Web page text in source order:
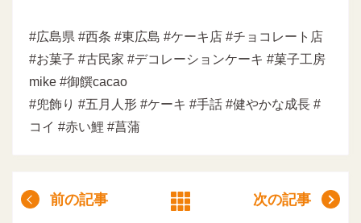
#広島県 #西条 #東広島 #ケーキ店 #チョコレート店
#お菓子 #古民家 #デコレーションケーキ #菓子工房
mike #御饌cacao
#兜飾り #五月人形 #ケーキ #手話 #健やかな成長 #
コイ #赤い鯉 #菖蒲
前の記事 次の記事